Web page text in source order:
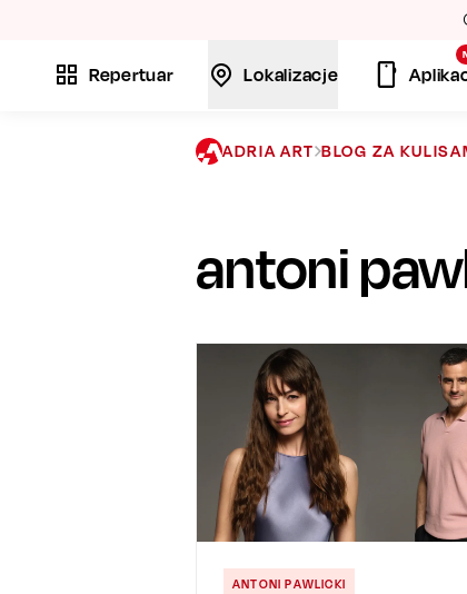
Repertuar Lokalizacje
ADRIA ART BLOG ZA
antoni
ANTONI PAWLICKI